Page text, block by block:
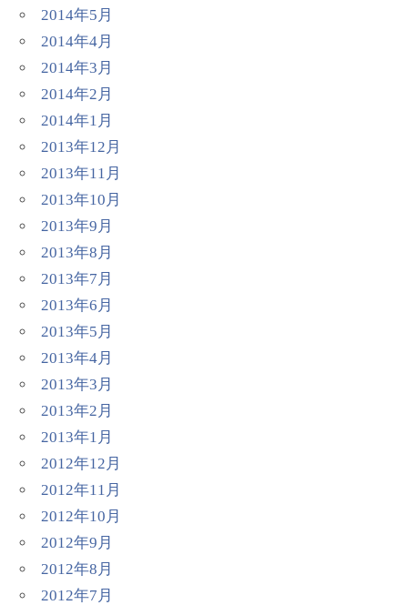
2014年5月
2014年4月
2014年3月
2014年2月
2014年1月
2013年12月
2013年11月
2013年10月
2013年9月
2013年8月
2013年7月
2013年6月
2013年5月
2013年4月
2013年3月
2013年2月
2013年1月
2012年12月
2012年11月
2012年10月
2012年9月
2012年8月
2012年7月